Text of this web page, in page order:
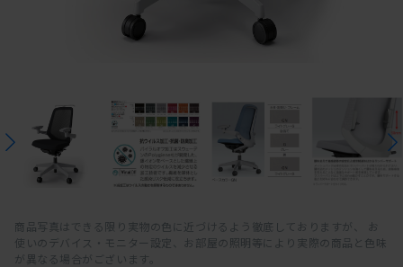
商品写真はできる限り実物の色に近づけるよう徹底しておりますが、 お
使いのデバイス・モニター設定、お部屋の照明等により実際の商品と色味
が異なる場合がございます。